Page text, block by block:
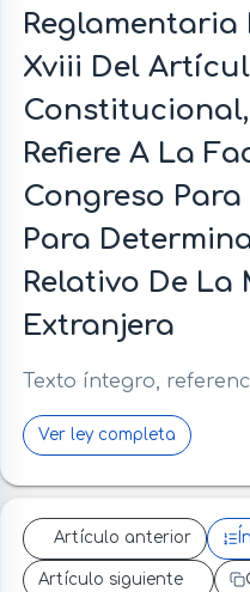
Reglamentaria
Xviii Del
Refiere A La
Congreso
Para
Relativo De La
Extranjera
Texto íntegro,
Ver ley completa
Artículo anterior
Artículo siguiente